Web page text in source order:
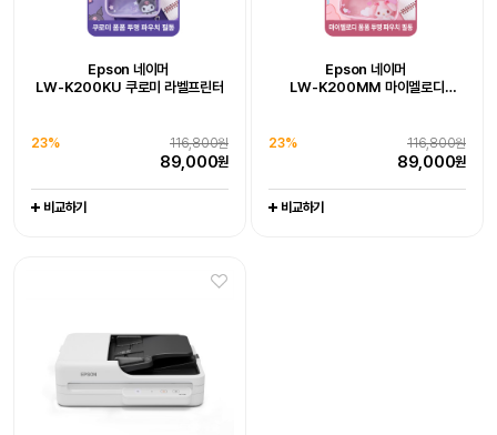
Epson 네이머
LW-K200KU 쿠로미 라벨프린터
116,800원
23%
89,000원
비교하기
Epson 네이머
LW-K200MM 마이멜로디
116,800원
23%
89,000원
비교하기
Epson WorkForce DS-785W
519,000원
비교하기
Epson Workforce DS-1730
539,000원
비교하기
Epson 네이머
LW-K200DA 곰돌이 푸 라벨프린터
128,000원
102,800원
비교하기